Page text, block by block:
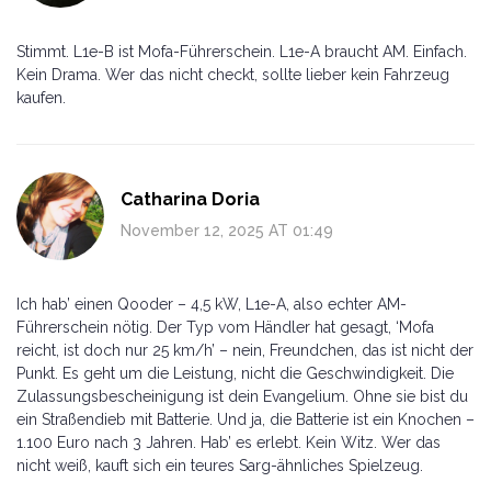
Stimmt. L1e-B ist Mofa-Führerschein. L1e-A braucht AM. Einfach.
Kein Drama. Wer das nicht checkt, sollte lieber kein Fahrzeug
kaufen.
Catharina Doria
November 12, 2025 AT 01:49
Ich hab’ einen Qooder – 4,5 kW, L1e-A, also echter AM-
Führerschein nötig. Der Typ vom Händler hat gesagt, ‘Mofa
reicht, ist doch nur 25 km/h’ – nein, Freundchen, das ist nicht der
Punkt. Es geht um die Leistung, nicht die Geschwindigkeit. Die
Zulassungsbescheinigung ist dein Evangelium. Ohne sie bist du
ein Straßendieb mit Batterie. Und ja, die Batterie ist ein Knochen –
1.100 Euro nach 3 Jahren. Hab’ es erlebt. Kein Witz. Wer das
nicht weiß, kauft sich ein teures Sarg-ähnliches Spielzeug.